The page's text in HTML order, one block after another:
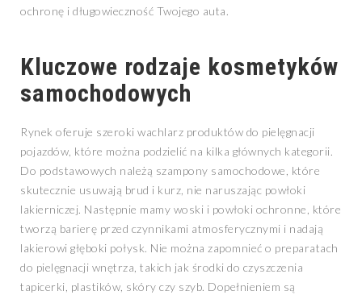
ochronę i długowieczność Twojego auta.
Kluczowe rodzaje kosmetyków
samochodowych
Rynek oferuje szeroki wachlarz produktów do pielęgnacji
pojazdów, które można podzielić na kilka głównych kategorii.
Do podstawowych należą szampony samochodowe, które
skutecznie usuwają brud i kurz, nie naruszając powłoki
lakierniczej. Następnie mamy woski i powłoki ochronne, które
tworzą barierę przed czynnikami atmosferycznymi i nadają
lakierowi głęboki połysk. Nie można zapomnieć o preparatach
do pielęgnacji wnętrza, takich jak środki do czyszczenia
tapicerki, plastików, skóry czy szyb. Dopełnieniem są